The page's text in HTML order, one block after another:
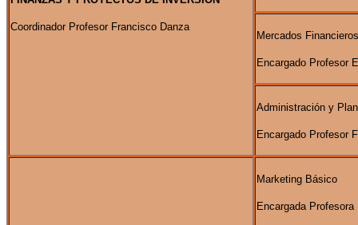
Coordinador Profesor Francisco Danza
Mercados Financieros
Encargado Profesor
Administración y
Encargado Profesor
Marketing Básico
Encargada Profesora